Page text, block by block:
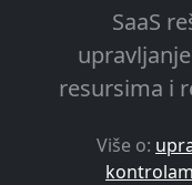
SaaS
resursima i
Više o: